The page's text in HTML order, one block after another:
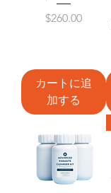
価格
$260.00
カートに追
加する